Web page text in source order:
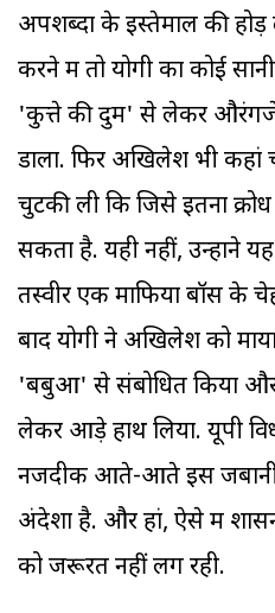
अपशब्दों के इस्तेमाल की होड़
करने में तो योगी का कोई
'कुत्ते की दुम' से लेकर
डाला. फिर अखिलेश भी कहां
चुटकी ली कि जिसे इतना
सकता है. यही नहीं, उन्होंने
तस्वीर एक माफिया बॉस के
बाद योगी ने अखिलेश को
'बबुआ' से संबोधित किया
लेकर आड़े हाथ लिया. यूपी
नजदीक आते-आते इस
अंदेशा है. और हां, ऐसे में
को जरूरत नहीं लग रही.